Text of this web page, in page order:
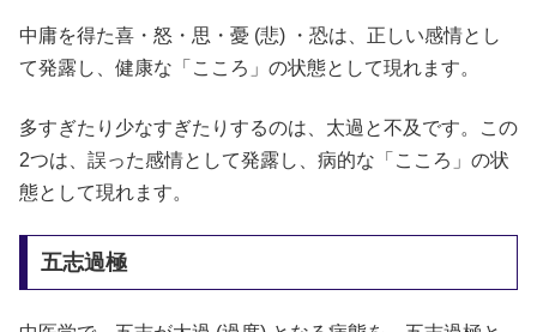
中庸を得た喜・怒・思・憂 (悲) ・恐は、正しい感情とし
て発露し、健康な「こころ」の状態として現れます。
多すぎたり少なすぎたりするのは、太過と不及です。この
2つは、誤った感情として発露し、病的な「こころ」の状
態として現れます。
五志過極